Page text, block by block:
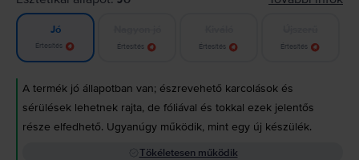
Jó
Értesítés Értesítés Értesítés Értesítés
A termék jó állapotban van; észrevehető karcolások és
sérülések lehetnek rajta, de fóliával és tokkal ezek jelentős
része elfedhető. Ugyanúgy működik, mint egy új készülék.
Tökéletesen működik